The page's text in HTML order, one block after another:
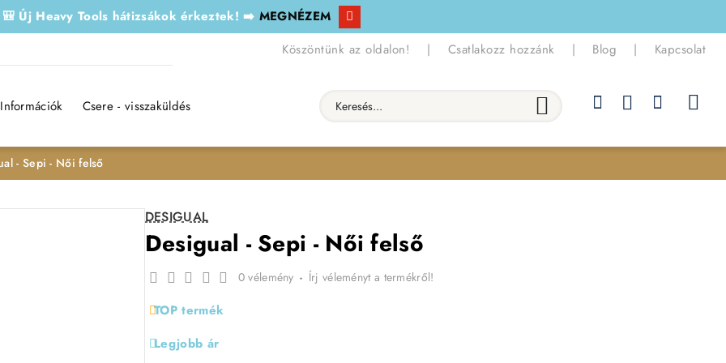
🎒 Új Heavy Tools hátizsákok érkeztek! ➡️ MEGNÉZEM
Köszöntünk az oldalon! | Csatlakozz hozzánk | Blog | Kapcsolat
Információk Csere - visszaküldés Keresés...
- Sepi - Női felső
DESIGUAL
Desigual - Sepi - Női felső
TOP termék
Legjobb ár
0 vélemény - Írj véleményt a termékről!